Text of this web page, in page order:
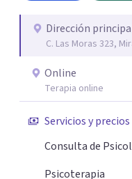
motivación y otras
personal, familiar, laboral o social.
Dirección
C. Las Moras 323,
Online
Terapia online
Servicios y precios
Consulta de
Psicoterapia